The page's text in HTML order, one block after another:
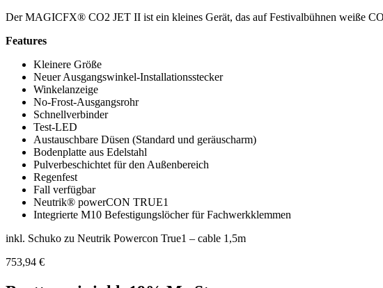
Der MAGICFX® CO2 JET II ist ein kleines Gerät, das auf Festivalbühnen weiße
Features
Kleinere Größe
Neuer Ausgangswinkel-Installationsstecker
Winkelanzeige
No-Frost-Ausgangsrohr
Schnellverbinder
Test-LED
Austauschbare Düsen (Standard und geräuscharm)
Bodenplatte aus Edelstahl
Pulverbeschichtet für den Außenbereich
Regenfest
Fall verfügbar
Neutrik® powerCON TRUE1
Integrierte M10 Befestigungslöcher für Fachwerkklemmen
inkl. Schuko zu Neutrik Powercon True1 – cable 1,5m
753,94 €